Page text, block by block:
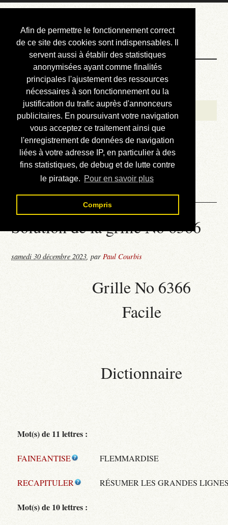
Afin de permettre le fonctionnement correct
de ce site des cookies sont indispensables. Il
servent aussi à établir des statistiques
anonymisées ayant comme finalités
principales l'ajustement des ressources
nécessaires à son fonctionnement ou la
justification du trafic auprès d'annonceurs
publicitaires. En poursuivant votre navigation
vous acceptez ce traitement ainsi que
l'enregistrement de données de navigation
liées à votre adresse IP, en particulier à des
fins statistiques, de debug et de lutte contre
le piratage. Pour en savoir plus
Compris
Courbis, « LE »
Blog Officiel
Bienvenue
Réalisations
Divers (et d’été)
Annonces
Liens externes
Téléchargement
Contact
Solution de la grille No 6366
samedi 30 décembre 2023,parPaul Courbis
Grille No 6366
Facile
Dictionnaire
Mot(s) de 11 lettres :
FAINEANTISE FLEMMARDISE
RECAPITULER RÉSUMER LES GRANDES
Mot(s) de 10 lettres :